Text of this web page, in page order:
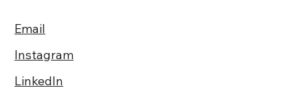
Email
Instagram
LinkedIn